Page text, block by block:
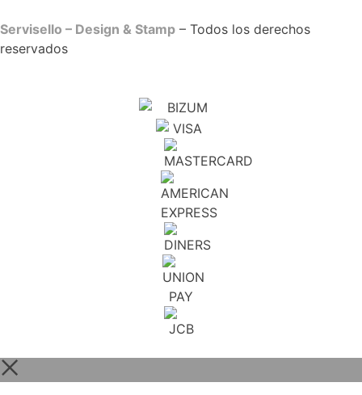
Servisello – Design & Stamp – Todos los derechos
reservados